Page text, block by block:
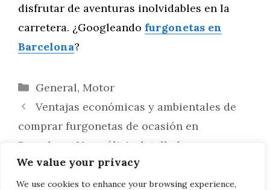
We value your privacy
We use cookies to enhance your browsing experience,
disfrutar de aventuras inolvidables en la
carretera. ¿Googleando furgonetas en
Barcelona?
Categorías
General, Motor
Ventajas económicas y ambientales de
comprar furgonetas de ocasión en
Barcelona: Un análisis detallado
Comprar versus alquilar una furgoneta
de segunda mano en Barcelona: ¿Qué